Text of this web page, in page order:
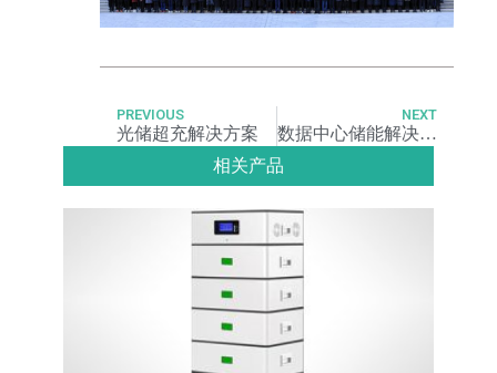
PREVIOUS
光储超充解决方案
NEXT
数据中心储能解决方案
相关产品